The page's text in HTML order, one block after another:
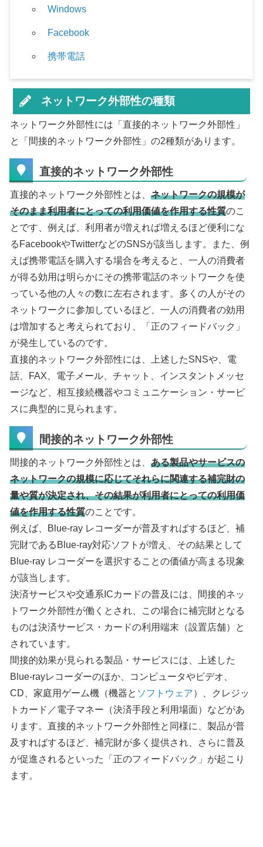
Windows
Facebook
携帯電話
ネットワーク外部性の種類
ネットワーク外部性には「直接的ネットワーク外部性」
と「間接的ネットワーク外部性」の2種類があります。
直接的ネットワーク外部性
直接的ネットワーク外部性とは、 ネットワークの規模が
そのまま利用者にとっての利用価値を作用する性質のこ
とです、例えば、利用者が増えれば増えるほど便利にな
るFacebookやTwitterなどのSNSが該当します。また、例
えば携帯電話を購入する場合を考えると、一人の消費者
が得る効用は明らかにその携帯電話のネットワークを使
っている他の人々の数に左右されます。多くの人がその
ネットワークに参加しているほど、一人の消費者の効用
は増加すると考えられており、「正のフィードバック」
が発生しているのです。
直接的ネットワーク外部性には、上述したSNSや、電
話、FAX、電子メール、チャット、インスタントメッセ
ージなど、相互接続機器やコミュニケーション・サービ
スに典型的に見られます。
間接的ネットワーク外部性
間接的ネットワーク外部性とは、 ある製品やサービスの
ネットワークの規模に応じてそれらに関連する補完財の
量や質が決定され、その結果が利用者にとっての利用価
値を作用する性質のことです。
例えば、Blue-ray レコーダーが普及すればするほど、補
完財であるBlue-ray対応ソフトが増え、その結果として
Blue-ray レコーダーを選択することの価値が高まる現象
が該当します。
決済サービスや交通系ICカードの普及には、間接的ネッ
トワーク外部性が働くとされ、この場合に補完財となる
ものは決済サービス・カードの利用端末（設置店舗）と
されています。
間接的効果が見られる製品・サービスには、上述した
Blue-rayレコーダーのほか、コンピュータやビデオ、
CD、家庭用ゲーム機（機器と ソフトウェア）、クレジッ
トカード／電子マネー（決済手段と利用場面）などがあ
ります。直接的ネットワーク外部性と同様に、製品が普
及すればするほど、補完財が多く提供され、さらに普及
が促進されるといった「正のフィードバック」が起こり
ます。